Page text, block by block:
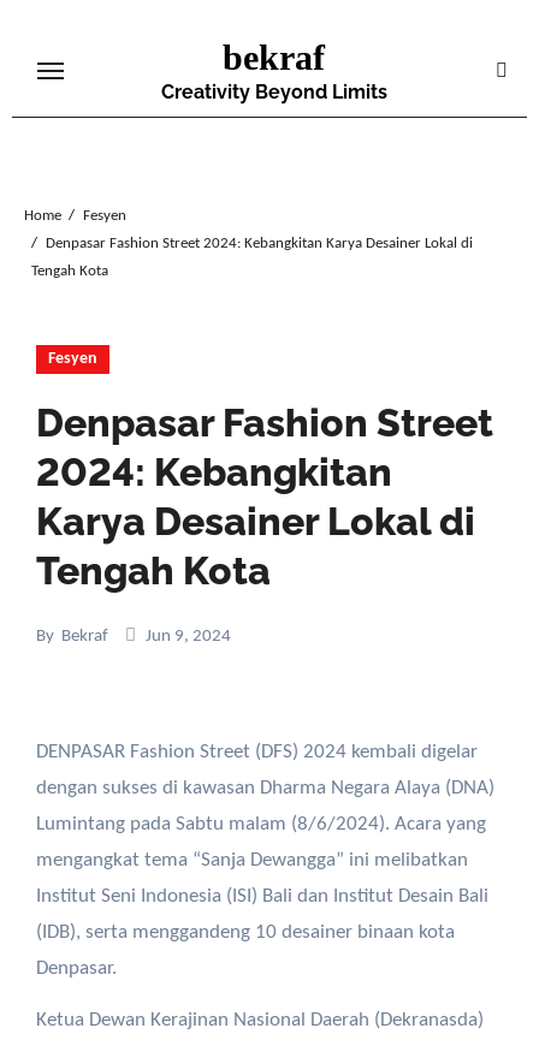
content
bekraf
Creativity Beyond Limits
Home
Fesyen
Denpasar Fashion Street 2024: Kebangkitan Karya Desainer Lokal di
Tengah Kota
Fesyen
Denpasar Fashion Street
2024: Kebangkitan
Karya Desainer Lokal di
Tengah Kota
By Bekraf Jun 9, 2024
DENPASAR Fashion Street (DFS) 2024 kembali digelar
dengan sukses di kawasan Dharma Negara Alaya (DNA)
Lumintang pada Sabtu malam (8/6/2024). Acara yang
mengangkat tema “Sanja Dewangga” ini melibatkan
Institut Seni Indonesia (ISI) Bali dan Institut Desain Bali
(IDB), serta menggandeng 10 desainer binaan kota
Denpasar.
Ketua Dewan Kerajinan Nasional Daerah (Dekranasda)